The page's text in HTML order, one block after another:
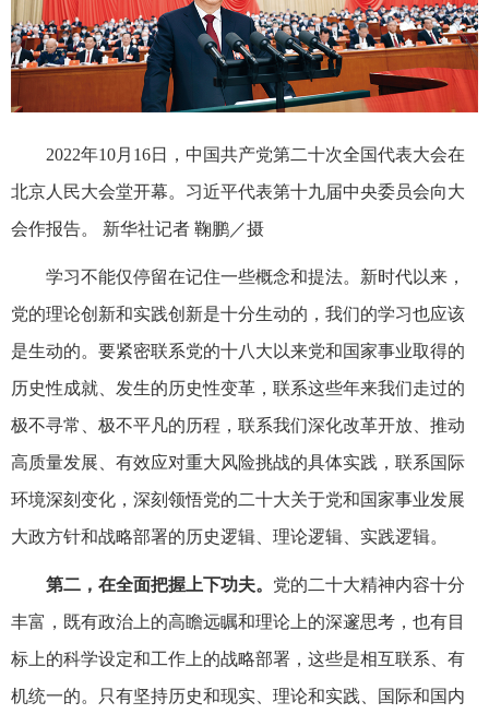
2022年10月16日，中国共产党第二十次全国代表大会在
北京人民大会堂开幕。习近平代表第十九届中央委员会向大
会作报告。 新华社记者 鞠鹏／摄
学习不能仅停留在记住一些概念和提法。新时代以来，
党的理论创新和实践创新是十分生动的，我们的学习也应该
是生动的。要紧密联系党的十八大以来党和国家事业取得的
历史性成就、发生的历史性变革，联系这些年来我们走过的
极不寻常、极不平凡的历程，联系我们深化改革开放、推动
高质量发展、有效应对重大风险挑战的具体实践，联系国际
环境深刻变化，深刻领悟党的二十大关于党和国家事业发展
大政方针和战略部署的历史逻辑、理论逻辑、实践逻辑。
第二，在全面把握上下功夫。 党的二十大精神内容十分
丰富，既有政治上的高瞻远瞩和理论上的深邃思考，也有目
标上的科学设定和工作上的战略部署，这些是相互联系、有
机统一的。只有坚持历史和现实、理论和实践、国际和国内